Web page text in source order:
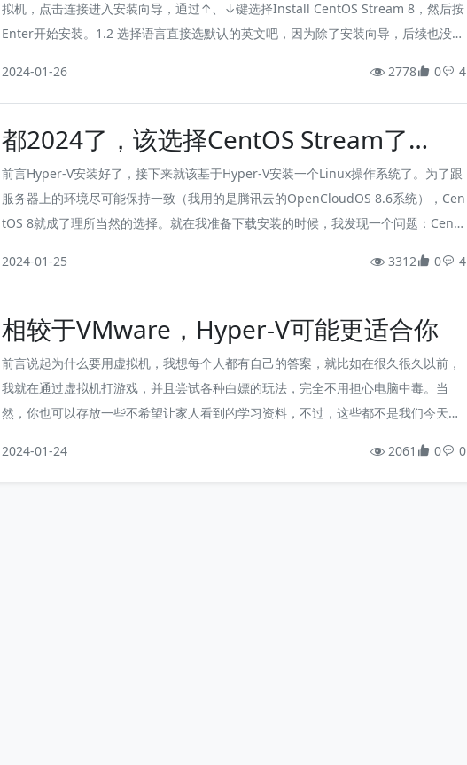
拟机，点击连接进入安装向导，通过↑、↓键选择Install CentOS Stream 8，然后按
Enter开始安装。1.2 选择语言直接选默认的英文吧，因为除了安装向导，后续也没什
2024-01-26 2778 0 4
都2024了，该选择CentOS Stream了
（上）
前言Hyper-V安装好了，接下来就该基于Hyper-V安装一个Linux操作系统了。为了跟
服务器上的环境尽可能保持一致（我用的是腾讯云的OpenCloudOS 8.6系统），Cen
tOS 8就成了理所当然的选择。就在我准备下载安装的时候，我发现一个问题：Cent
了滚动更新发行版，随之也将名字改成了CentOS Stream，停止维护的是独立发行版
而已。随着社区的工作重心逐渐转向CentOS Stream，C...
2024-01-25 3312 0 4
相较于VMware，Hyper-V可能更适合你
前言说起为什么要用虚拟机，我想每个人都有自己的答案，就比如在很久很久以前，
我就在通过虚拟机打游戏，并且尝试各种白嫖的玩法，完全不用担心电脑中毒。当
然，你也可以存放一些不希望让家人看到的学习资料，不过，这些都不是我们今天安
一计算机上运行多个操作系统，以部署满足不同需求的应用程序，做到环境隔离，避
2024-01-24 2061 0 0